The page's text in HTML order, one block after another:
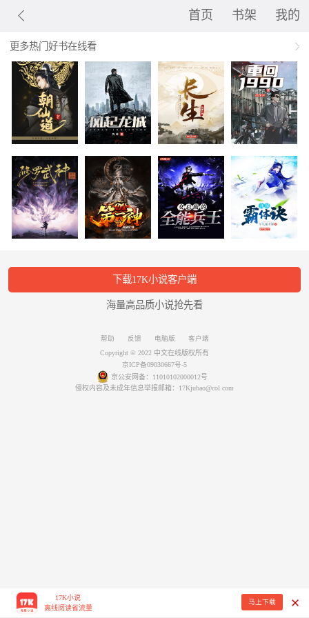
首页 书架 我的
更多热门好书在线看
下载17K小说客户端
海量高品质小说抢先看
帮助 反馈 电脑版
客户端
Copyright © 2022 中文在线版权所有
京ICP备09030667号-5
京公安网备：11010102000012号
侵权内容及未成年信息举报邮箱：17Kjubao@col.com
17K小说
离线阅读省流量
马上下载